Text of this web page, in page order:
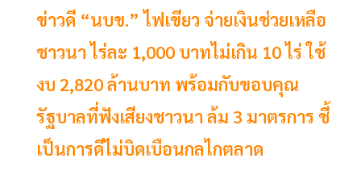
ข่าวดี “นบข.” ไฟเขียว จ่ายเงินช่วยเหลือ
ชาวนา ไร่ละ 1,000 บาทไม่เกิน 10 ไร่ ใช้
งบ 2,820 ล้านบาท พร้อมกับขอบคุณ
รัฐบาลที่ฟังเสียงชาวนา ล้ม 3 มาตรการ ชี้
เป็นการดีไม่บิดเบือนกลไกตลาด